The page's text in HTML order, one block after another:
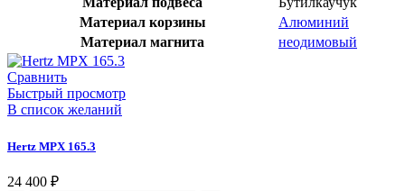
Материал корзины
Алюминий
Материал магнита
неодимовый
Сравнить
Быстрый просмотр
В список желаний
Hertz MPX 165.3
24 400 ₽